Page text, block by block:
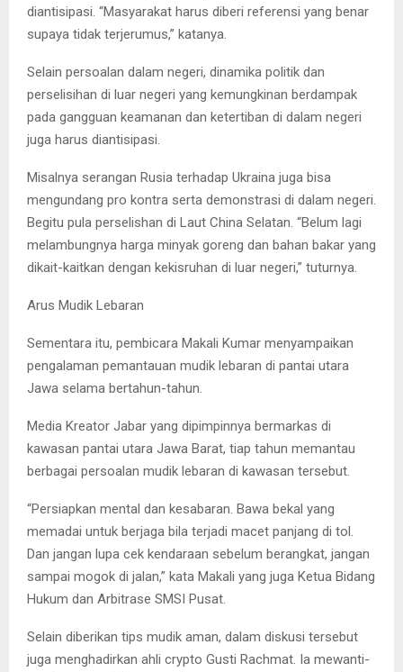
diantisipasi. “Masyarakat harus diberi referensi yang benar
supaya tidak terjerumus,” katanya.
Selain persoalan dalam negeri, dinamika politik dan
perselisihan di luar negeri yang kemungkinan berdampak
pada gangguan keamanan dan ketertiban di dalam negeri
juga harus diantisipasi.
Misalnya serangan Rusia terhadap Ukraina juga bisa
mengundang pro kontra serta demonstrasi di dalam negeri.
Begitu pula perselishan di Laut China Selatan. “Belum lagi
melambungnya harga minyak goreng dan bahan bakar yang
dikait-kaitkan dengan kekisruhan di luar negeri,” tuturnya.
Arus Mudik Lebaran
Sementara itu, pembicara Makali Kumar menyampaikan
pengalaman pemantauan mudik lebaran di pantai utara
Jawa selama bertahun-tahun.
Media Kreator Jabar yang dipimpinnya bermarkas di
kawasan pantai utara Jawa Barat, tiap tahun memantau
berbagai persoalan mudik lebaran di kawasan tersebut.
“Persiapkan mental dan kesabaran. Bawa bekal yang
memadai untuk berjaga bila terjadi macet panjang di tol.
Dan jangan lupa cek kendaraan sebelum berangkat, jangan
sampai mogok di jalan,” kata Makali yang juga Ketua Bidang
Hukum dan Arbitrase SMSI Pusat.
Selain diberikan tips mudik aman, dalam diskusi tersebut
juga menghadirkan ahli crypto Gusti Rachmat. Ia mewanti-